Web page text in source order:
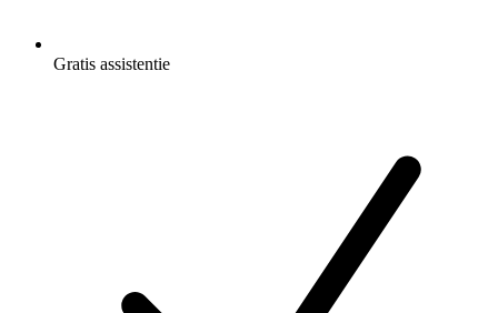
Gratis assistentie